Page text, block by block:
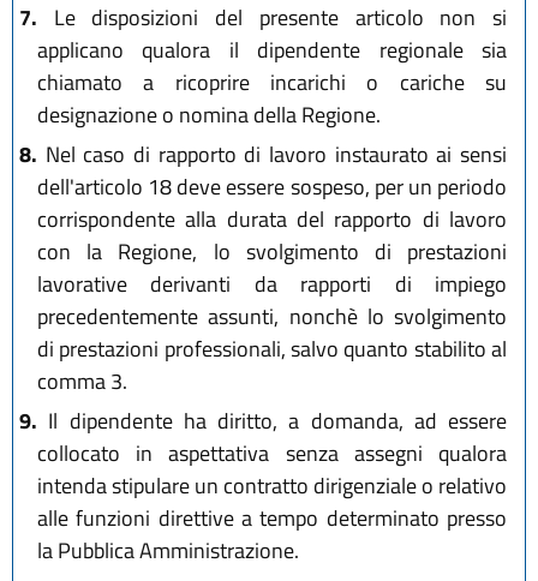
7. Le disposizioni del presente articolo non si
applicano qualora il dipendente regionale sia
chiamato a ricoprire incarichi o cariche su
designazione o nomina della Regione.
8. Nel caso di rapporto di lavoro instaurato ai sensi
dell'articolo 18 deve essere sospeso, per un periodo
corrispondente alla durata del rapporto di lavoro
con la Regione, lo svolgimento di prestazioni
lavorative derivanti da rapporti di impiego
precedentemente assunti, nonchè lo svolgimento
di prestazioni professionali, salvo quanto stabilito al
comma 3.
9. Il dipendente ha diritto, a domanda, ad essere
collocato in aspettativa senza assegni qualora
intenda stipulare un contratto dirigenziale o relativo
alle funzioni direttive a tempo determinato presso
la Pubblica Amministrazione.